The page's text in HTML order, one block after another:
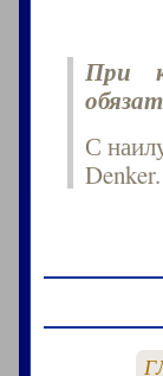
При
С
Denker.